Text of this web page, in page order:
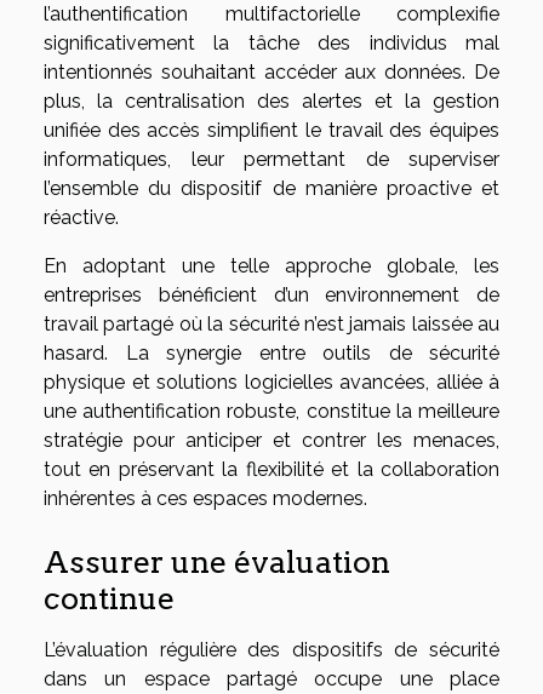
l’authentification multifactorielle complexifie
significativement la tâche des individus mal
intentionnés souhaitant accéder aux données. De
plus, la centralisation des alertes et la gestion
unifiée des accès simplifient le travail des équipes
informatiques, leur permettant de superviser
l’ensemble du dispositif de manière proactive et
réactive.
En adoptant une telle approche globale, les
entreprises bénéficient d’un environnement de
travail partagé où la sécurité n’est jamais laissée au
hasard. La synergie entre outils de sécurité
physique et solutions logicielles avancées, alliée à
une authentification robuste, constitue la meilleure
stratégie pour anticiper et contrer les menaces,
tout en préservant la flexibilité et la collaboration
inhérentes à ces espaces modernes.
Assurer une évaluation
continue
L’évaluation régulière des dispositifs de sécurité
dans un espace partagé occupe une place